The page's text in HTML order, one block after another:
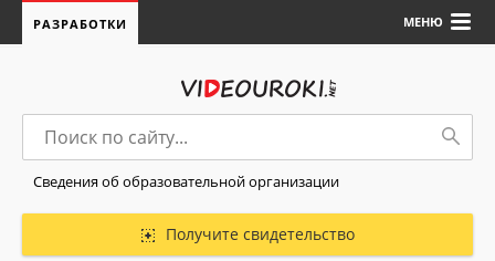
МЕНЮ
РАЗРАБОТКИ
Сведения об образовательной организации
Получите свидетельство